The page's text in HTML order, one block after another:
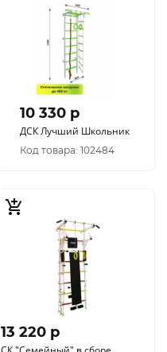
10 330 p
ДСК Лучший Школьник
Код товара: 102484
13 220 p